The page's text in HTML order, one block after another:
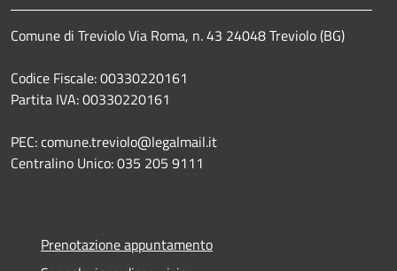
Comune di Treviolo Via Roma, n. 43 24048 Treviolo (BG)
Codice Fiscale: 00330220161
Partita IVA: 00330220161
PEC: comune.treviolo@legalmail.it
Centralino Unico:035 205 9111
Prenotazione appuntamento